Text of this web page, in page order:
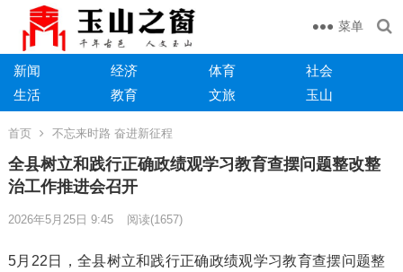
菜单
新闻 经济 体育
社会
生活
教育 文旅 玉山
首页 不忘来时路 奋进新征程
全县树立和践行正确政绩观学习教育查摆问题整改整
治工作推进会召开
2026年5月25日 9:45 阅读(1657)
5月22日，全县树立和践行正确政绩观学习教育查摆问题整